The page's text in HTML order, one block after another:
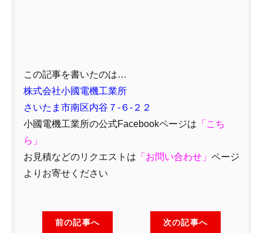
この記事を書いたのは…
株式会社小國電機工業所
さいたま市南区内谷７-６-２２
小國電機工業所の公式Facebookページは 「 こち
ら」
お見積などのリクエストは 「 お問い合わせ 」 ページ
よりお寄せください
前の記事へ 次の記事へ